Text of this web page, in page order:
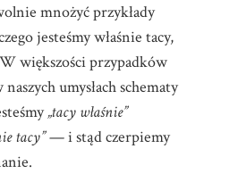
mnożyć przykłady
jesteśmy właśnie tacy,
większości przypadków
umysłach schematy
„tacy właśnie”
tacy”— i stąd czerpiemy